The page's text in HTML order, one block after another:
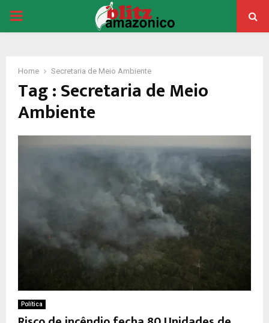
PRIMARY
Home Secretaria de Meio Ambiente
Tag : Secretaria de Meio
Ambiente
Política